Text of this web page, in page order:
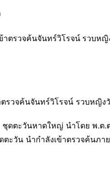
รวจค้นจันทร์วิโรจน์ รวบหญิง
ชุดตะวันหาดใหญ่ นำโดย พ.
ะวัน นำกำลังเข้าตรวจค้นภ